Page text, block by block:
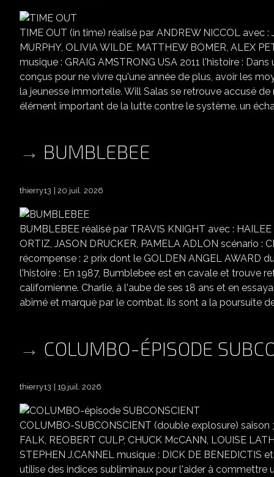
TIME OUT (in time) réalisé par ANDREW NICCOL avec
MURPHY, OLIVIA WILDE, MATTHEW BOMER, ALEX
musique : GRAIG AMSTRONG USA 2011 l'histoire :
conçus pour ne vivre qu'une année de plus, avoir les
la jeunesse immortelle. Will Salas se retrouve accusé
élément important de la lutte contre le système. un
BUMBLEBEE
thierry13 20 juil. 2026
BUMBLEBEE réalisé par TRAVIS KNIGHT avec :
ORTIZ, JASON DRUCKER, PAMELA ADLON scénario :
récompense : 2 prix dont le GOLDEN ANGEL AWARD
l'histoire : En 1987, Bumblebee est en cavale et trouve
californienne. Charlie, à l'aube de ses 18 ans et en
abîmé et marqué par le combat. ils sont a la poursuite
COLUMBO-ÉPISODE
thierry13 19 juil. 2026
COLUMBO-SUBCONSCIENT (double explosure)
FALK, REOBERT CULP, CHUCK McCANN, LOUISE
STEPHEN J.CANNEL musique : DICK DE BENEDICTIS
utilise des indices subliminaux pour l'aider à commettre